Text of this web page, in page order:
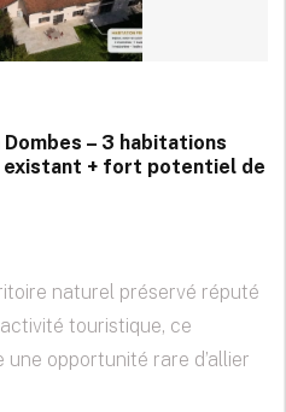
– 3 habitations
+ fort potentiel de
naturel préservé réputé
touristique, ce
opportunité rare d’allier